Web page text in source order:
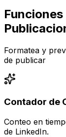
Formatea y
de publicar
Contador de
Conteo en
de LinkedIn.